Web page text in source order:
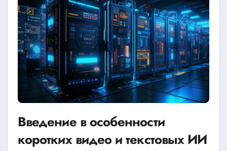
Введение в особенности
коротких видео и текстовых ИИ